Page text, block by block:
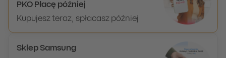
PKO Płacę później
Kupujesz teraz, spłacasz później
Sklep Samsung